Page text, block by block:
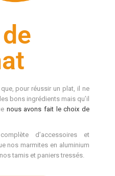
pour réussir un plat, il ne
bons ingrédients mais qu’il
nous avons fait le choix de
d’accessoires et
nos marmites en aluminium
tamis et paniers tressés.